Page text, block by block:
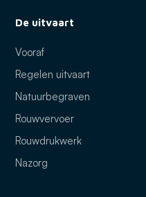
De uitvaart
Vooraf
Regelen uitvaart
Natuurbegraven
Rouwvervoer
Rouwdrukwerk
Nazorg